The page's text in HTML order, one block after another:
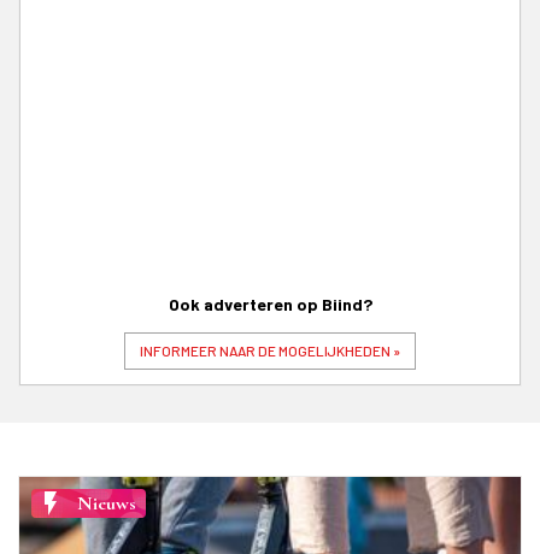
Ook adverteren op Biind?
INFORMEER NAAR DE MOGELIJKHEDEN »
flash_on Nieuws